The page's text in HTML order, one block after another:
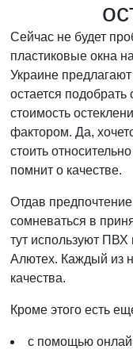
Сейчас не будет
пластиковые окна
Украине
остается
стоимость
фактором. Да,
стоить
помнит о качестве.
Отдав
сомневаться в
тут используют
Алютех. Каждый из
качества.
Кроме этого есть
с помощью